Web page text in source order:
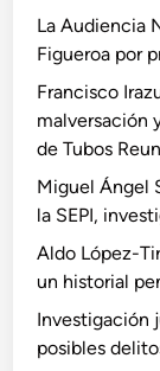
La Audiencia
Figueroa por
Francisco
malversación
de Tubos
Miguel Ángel
la SEPI,
Aldo López-
un historial
Investigación
posibles